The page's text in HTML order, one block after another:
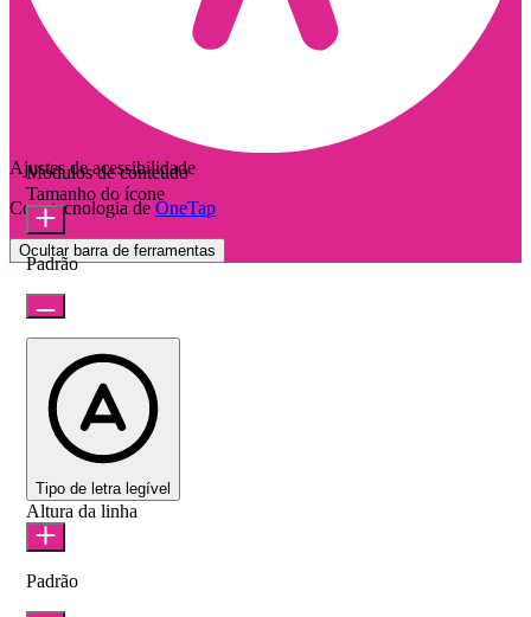
Ajustes de acessibilidade
Com tecnologia de OneTap
Ocultar barra de ferramentas
Módulos de conteúdo
Tamanho do ícone
Padrão
Tipo de letra legível
Altura da linha
Padrão